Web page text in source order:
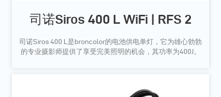
司诺Siros 400 L WiFi | RFS 2
司诺Siros 400 L是broncolor的电池供电单灯，它为雄心勃勃
的专业摄影师提供了享受完美照明的机会，其功率为400J。